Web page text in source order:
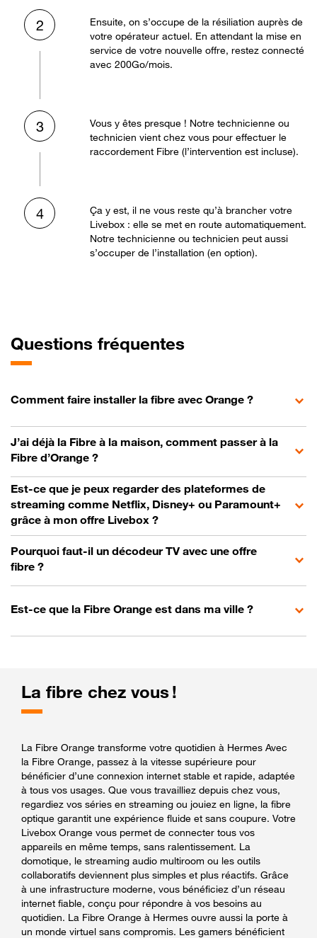
2
Ensuite, on s’occupe de la résiliation auprès de
votre opérateur actuel. En attendant la mise en
service de votre nouvelle offre, restez connecté
avec 200Go/mois.
3
Vous y êtes presque ! Notre technicienne ou
technicien vient chez vous pour effectuer le
raccordement Fibre (l’intervention est incluse).
4
Ça y est, il ne vous reste qu’à brancher votre
Livebox : elle se met en route automatiquement.
Notre technicienne ou technicien peut aussi
s’occuper de l’installation (en option).
Questions fréquentes
Comment faire installer la fibre avec Orange ?
J’ai déjà la Fibre à la maison, comment passer à la
Fibre d’Orange ?
Est-ce que je peux regarder des plateformes de
streaming comme Netflix, Disney+ ou Paramount+
grâce à mon offre Livebox ?
Pourquoi faut-il un décodeur TV avec une offre
fibre ?
Est-ce que la Fibre Orange est dans ma ville ?
La fibre chez vous !
La Fibre Orange transforme votre quotidien à Hermes Avec
la Fibre Orange, passez à la vitesse supérieure pour
bénéficier d’une connexion internet stable et rapide, adaptée
à tous vos usages. Que vous travailliez depuis chez vous,
regardiez vos séries en streaming ou jouiez en ligne, la fibre
optique garantit une expérience fluide et sans coupure. Votre
Livebox Orange vous permet de connecter tous vos
appareils en même temps, sans ralentissement. La
domotique, le streaming audio multiroom ou les outils
collaboratifs deviennent plus simples et plus réactifs. Grâce
à une infrastructure moderne, vous bénéficiez d’un réseau
internet fiable, conçu pour répondre à vos besoins au
quotidien. La Fibre Orange à Hermes ouvre aussi la porte à
un monde virtuel sans compromis. Les gamers bénéficient